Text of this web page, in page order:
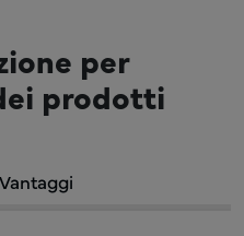
per
prodotti
Vantaggi